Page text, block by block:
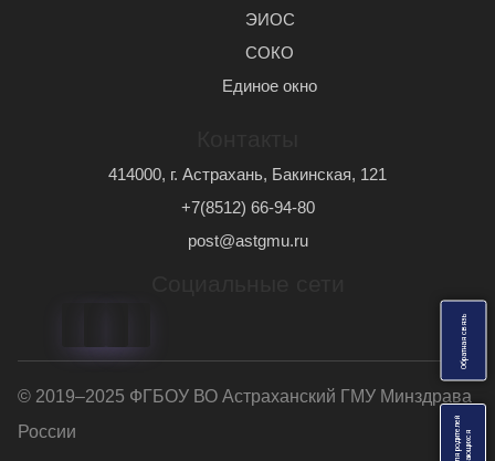
О
б
р
а
т
н
а
я
с
в
я
з
ь
ЭИОС
СОКО
Единое окно
414000, г. Астрахань, Бакинская, 121
+7(8512) 66-94-80
post@astgmu.ru
© 2019–2025 ФГБОУ ВО Астраханский ГМУ Минздрава
России